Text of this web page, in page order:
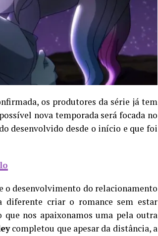
os produtores da série já tem
nova temporada será focada no
desenvolvido desde o início e que foi
o desenvolvimento do relacionamento
diferente criar o romance sem estar
nos apaixonamos uma pela outra
completou que apesar da distância, a